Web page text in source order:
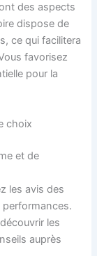
des aspects
dispose de
ce qui facilitera
favorisez
pour la
choix
et de
les avis des
performances.
les
auprès